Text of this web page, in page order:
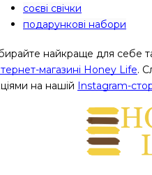
соєві свічки
подарункові набори
найкраще для себе
магазині Honey Life.
на нашій Instagram-